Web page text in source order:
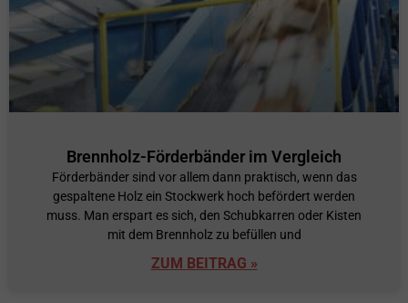
Brennholz-Förderbänder im Vergleich
Förderbänder sind vor allem dann praktisch, wenn das
gespaltene Holz ein Stockwerk hoch befördert werden
muss. Man erspart es sich, den Schubkarren oder Kisten
mit dem Brennholz zu befüllen und
ZUM BEITRAG »